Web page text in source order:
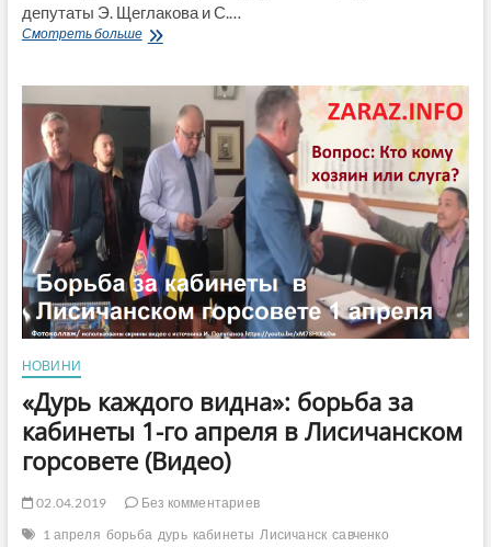
депутаты Э. Щеглакова и С.…
Смотреть большеНедостойные:
Шилин
хотят
стать
народными
депутатами,
а
депутаты
Лисичанского
горсовета
хотят
их
лишить
должностей
НОВИНИ
«Дурь каждого видна»: борьба за
кабинеты 1-го апреля в Лисичанском
горсовете (Видео)
02.04.2019
Без комментариев
1 апреля борьба дурь кабинеты Лисичанск савченко